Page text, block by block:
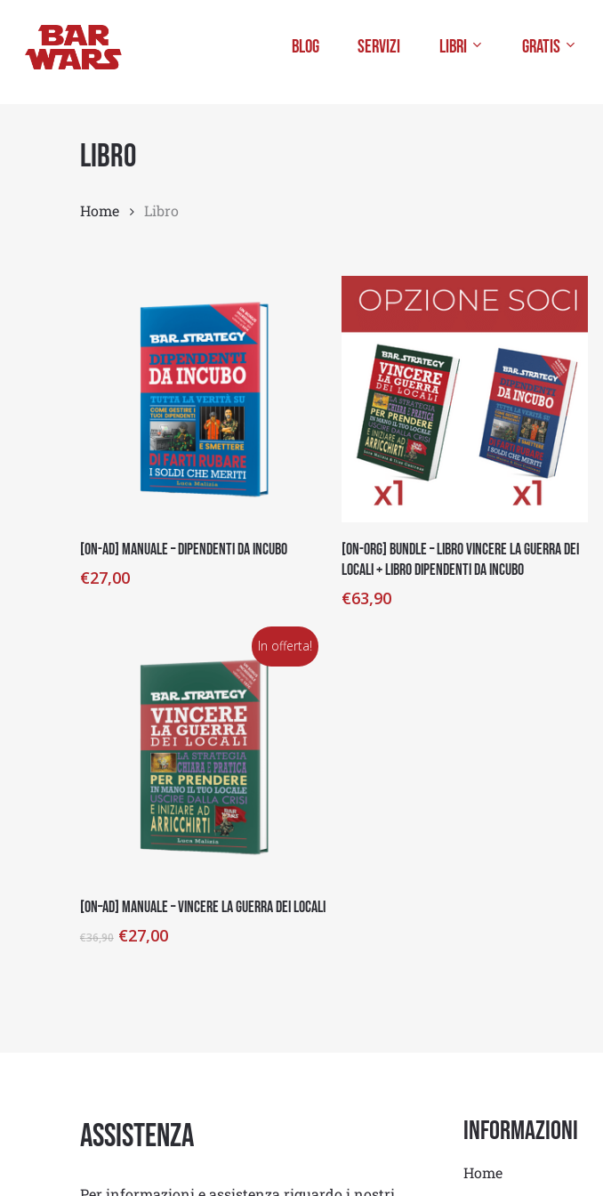
main
Blog Servizi Libri Gratis
Libro
Home Libro
Aggiungi Al Carrello
[on-ad] Manuale – Dipendenti da Incubo
€27,00
Aggiungi Al Carrello
[on-org] Bundle – Libro Vincere la guerra dei
locali + Libro Dipendenti da Incubo
€63,90
In offerta!
Aggiungi Al Carrello
[on–ad] Manuale – Vincere la Guerra dei Locali
€36,90 €27,00
Assistenza Informazioni
Home